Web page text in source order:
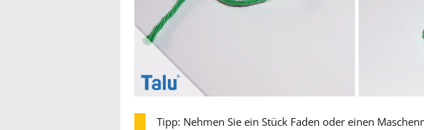
Tipp: Nehmen Sie ein Stück Faden oder einen